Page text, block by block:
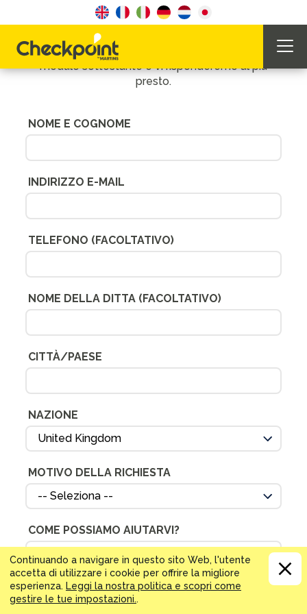
In alternativa, inviateci una richiesta utilizzando il
modulo sottostante e vi risponderemo al più
presto.
NOME E COGNOME
INDIRIZZO E-MAIL
TELEFONO (FACOLTATIVO)
NOME DELLA DITTA (FACOLTATIVO)
CITTÀ/PAESE
NAZIONE
MOTIVO DELLA RICHIESTA
COME POSSIAMO AIUTARVI?
Continuando a navigare in questo sito Web, l'utente
accetta di utilizzare i cookie per offrire la migliore
esperienza. Leggi la nostra politica e scopri come
gestire le tue impostazioni..